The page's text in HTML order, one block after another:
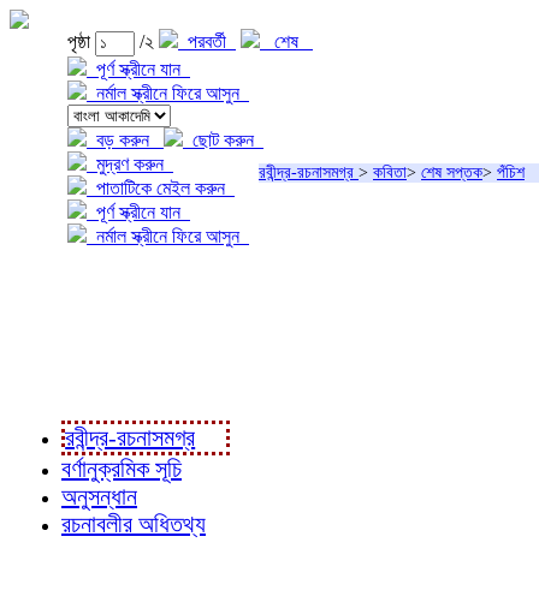
পৃষ্ঠা /২ পরবর্তী
শেষ
পূর্ণ স্ক্রীনে যান
নর্মাল স্ক্রীনে ফিরে আসুন
বড় করুন
ছোট করুন
মুদ্রণ করুন
পাতাটিকে মেইল করুন
পূর্ণ স্ক্রীনে যান
নর্মাল স্ক্রীনে ফিরে আসুন
রবীন্দ্র-রচনাসমগ্র > কবিতা> শেষ সপ্তক> পঁচিশ
রবীন্দ্র-রচনাসমগ্র
বর্ণানুক্রমিক সূচি
অনুসন্ধান
রচনাবলীর অধিতথ্য